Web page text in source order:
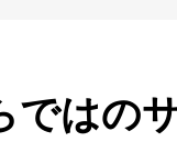
ではの